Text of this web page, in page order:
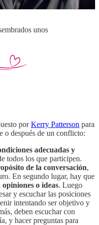
unos
porKerry Patterson para
o después de un conflicto:
adecuadas y
todos los que participen.
de la conversación,
En segundo lugar, hay que
o ideas. Luego
y escuchar las posiciones
intentando ser objetivo y
deben escuchar con
y hacer preguntas para